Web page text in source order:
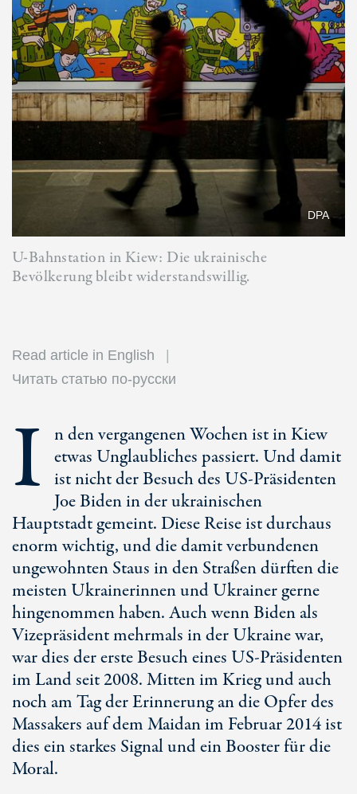
DPA
U-Bahnstation in Kiew: Die ukrainische
Bevölkerung bleibt widerstandswillig.
Read article in English
Читать статью по-русски
I n den vergangenen Wochen ist in Kiew
etwas Unglaubliches passiert. Und damit
ist nicht der Besuch des US-Präsidenten
Joe Biden in der ukrainischen
Hauptstadt gemeint. Diese Reise ist durchaus
enorm wichtig, und die damit verbundenen
ungewohnten Staus in den Straßen dürften die
meisten Ukrainerinnen und Ukrainer gerne
hingenommen haben. Auch wenn Biden als
Vizepräsident mehrmals in der Ukraine war,
war dies der erste Besuch eines US-Präsidenten
im Land seit 2008. Mitten im Krieg und auch
noch am Tag der Erinnerung an die Opfer des
Massakers auf dem Maidan im Februar 2014 ist
dies ein starkes Signal und ein Booster für die
Moral.